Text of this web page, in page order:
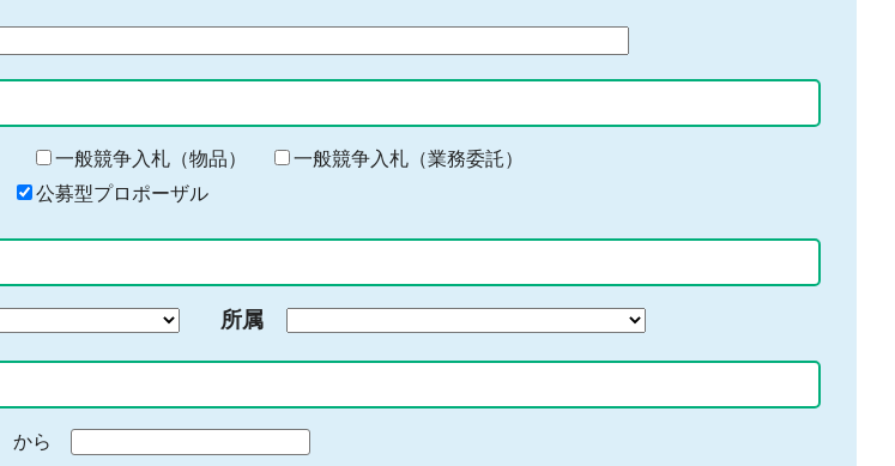
一般競争入札（物品）
一般競争入札（業務委託）
公募型プロポーザル
所属
から